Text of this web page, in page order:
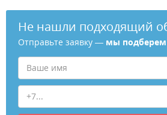
Не нашли подходящий
Отправьте заявку — мы подберем